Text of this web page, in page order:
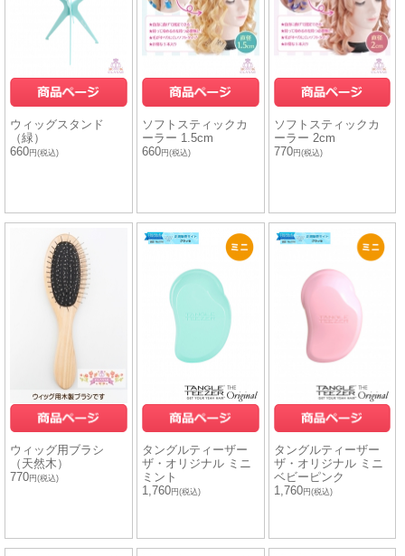
ウィッグスタンド
（緑）
660円(税込)
ソフトスティックカ
ーラー 1.5cm
660円(税込)
ソフトスティックカ
ーラー 2cm
770円(税込)
ウィッグ用ブラシ
（天然木）
770円(税込)
タングルティーザー
ザ・オリジナル ミニ
ミント
1,760円(税込)
タングルティーザー
ザ・オリジナル ミニ
ベビーピンク
1,760円(税込)